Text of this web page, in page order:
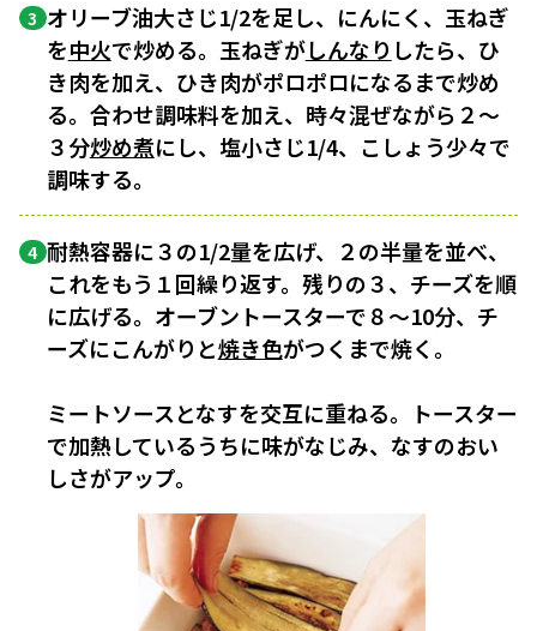
3 オリーブ油大さじ1/2を足し、にんにく、玉ねぎ
を中火で炒める。玉ねぎがしんなり したら、ひ
き肉を加え、ひき肉がポロポロになるまで炒め
る。合わせ調味料を加え、時々混ぜながら２〜
３分炒め煮にし、塩小さじ1/4、こしょう少々で
調味する。
4 耐熱容器に３の1/2量を広げ、２の半量を並べ、
これをもう１回繰り返す。残りの３、チーズを順
に広げる。オーブントースターで８〜10分、チ
ーズにこんがりと焼き色がつくまで焼く。
ミートソースとなすを交互に重ねる。トースター
で加熱しているうちに味がなじみ、なすのおい
しさがアップ。